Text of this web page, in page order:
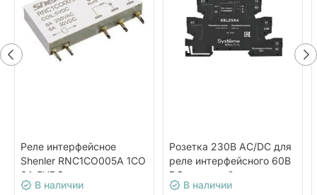
Реле интерфейсное
Shenler RNC1CO005A 1CO
6A 5VDC
В наличии
Розетка 230В AC/DC для
реле интерфейсного 60В
DC, винтовой зажим
В наличии